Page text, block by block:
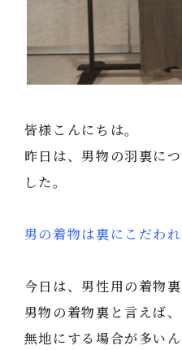
皆様こんにちは。
昨日は、男物の羽裏に
した。
男の着物は裏にこだわれ
今日は、男性用の着物裏
男物の着物裏と言えば
無地にする場合が多い